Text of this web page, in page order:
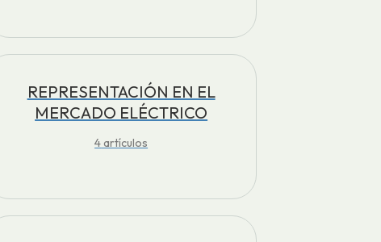
REPRESENTACIÓN EN EL
MERCADO ELÉCTRICO
4artículos